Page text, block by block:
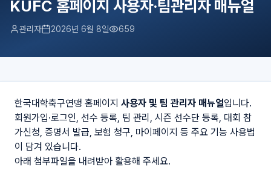
KUFC 홈페이지 사용자·팀관리자 매뉴얼
관리자 2026년 6월 8일 659
한국대학축구연맹 홈페이지 사용자 및 팀 관리자 매뉴얼입니다.
회원가입·로그인, 선수 등록, 팀 관리, 시즌 선수단 등록, 대회 참
가신청, 증명서 발급, 보험 청구, 마이페이지 등 주요 기능 사용법
이 담겨 있습니다.
아래 첨부파일을 내려받아 활용해 주세요.